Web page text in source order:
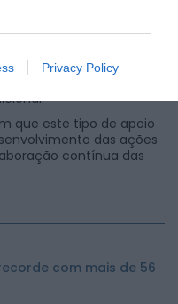
Privacy Policy
à consignação de
do imposto para
que este tipo de apoio
das ações
contínua das
com mais de 56